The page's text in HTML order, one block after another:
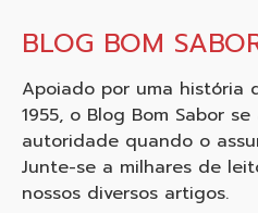
BLOG BOM
Apoiado por uma história
1955, o Blog Bom Sabor
autoridade quando o
Junte-se a milhares de
nossos diversos artigos.